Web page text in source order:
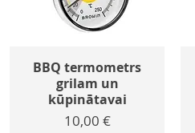
BBQ termometrs
grilam un
kūpinātavai
Cena
10,00 €